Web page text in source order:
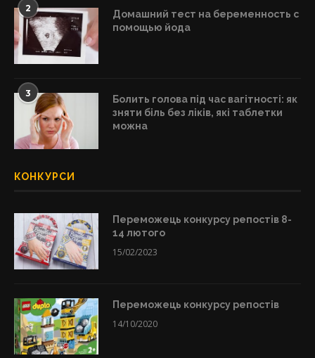
2
Домашний тест на беременность с
помощью йода
3
Болить голова під час вагітності: як
зняти біль без ліків, які таблетки
можна
КОНКУРСИ
Переможець конкурсу репостів 8-
14 лютого
15/02/2023
Переможець конкурсу репостів
14/10/2020